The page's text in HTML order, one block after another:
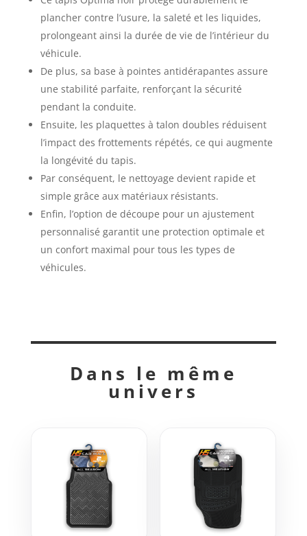
plancher contre l’usure, la saleté et les liquides,
prolongeant ainsi la durée de vie de l’intérieur du
véhicule.
De plus, sa base à pointes antidérapantes assure
une stabilité parfaite, renforçant la sécurité
pendant la conduite.
Ensuite, les plaquettes à talon doubles réduisent
l’impact des frottements répétés, ce qui augmente
la longévité du tapis.
Par conséquent, le nettoyage devient rapide et
simple grâce aux matériaux résistants.
Enfin, l’option de découpe pour un ajustement
personnalisé garantit une protection optimale et
un confort maximal pour tous les types de
véhicules.
Dans le même
univers